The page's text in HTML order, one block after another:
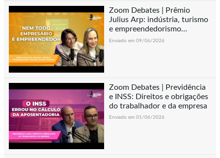
Zoom Debates | Prêmio
Julius Arp: indústria, turismo
e empreendedorismo
feminino em Nova Friburgo
Enviado em 09/06/2026
Zoom Debates | Previdência
e INSS: Direitos e obrigações
do trabalhador e da empresa
Enviado em 01/06/2026